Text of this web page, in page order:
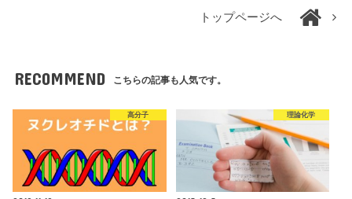
トップページへ
RECOMMEND こちらの記事も人気です。
高分子 理論化学